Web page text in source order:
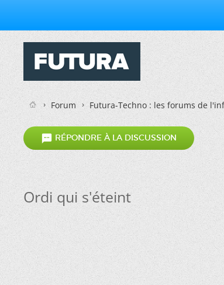
Forum Futura-Techno : les forums de
 RÉPONDRE À LA DISCUSSION
Ordi qui s'éteint